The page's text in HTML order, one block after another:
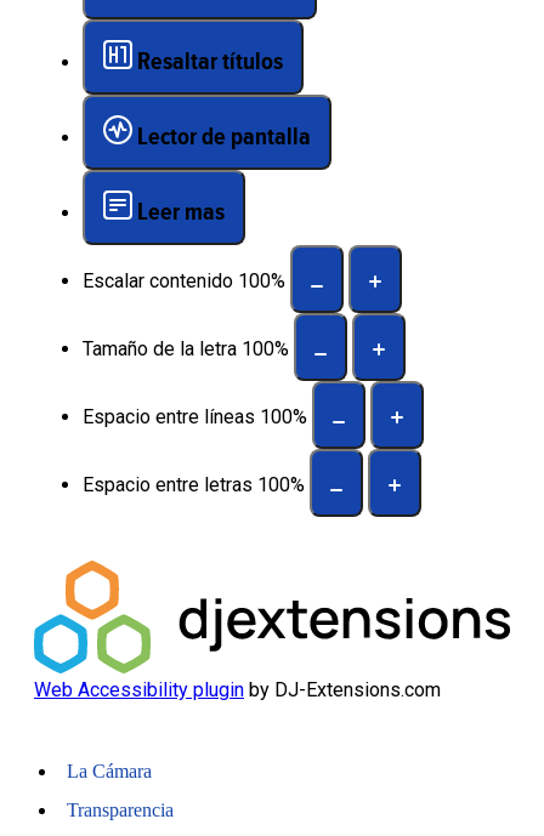
Resaltar títulos
Lector de pantalla
Leer mas
Escalar contenido 100%
Tamaño de la letra 100%
Espacio entre líneas 100%
Espacio entre letras 100%
Web Accessibility plugin by DJ-Extensions.com
La Cámara
Transparencia